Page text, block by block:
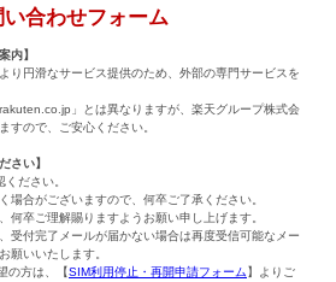
い合わせフォーム
内】
り円滑なサービス提供のため、外部の専門サービスを
」とは異なりますが、楽天グループ株式会
すので、ご安心ください。
さい】
ください。
場合がございますので、何卒ご了承ください。
卒ご理解賜りますようお願い申し上げます。
受付完了メールが届かない場合は再度受信可能なメー
願いいたします。
の方は、【SIM利用停止・再開申請フォーム 】よりご